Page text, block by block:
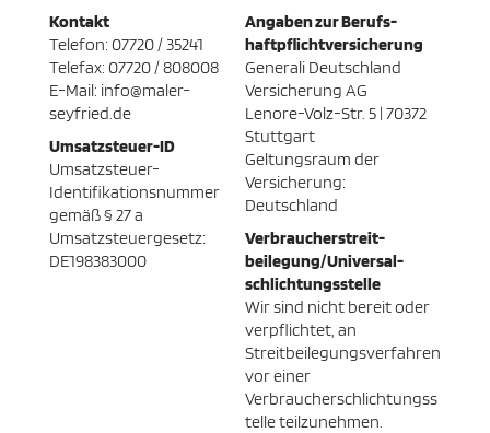
Kontakt
Telefon: 07720 / 35241
Telefax: 07720 / 808008
E-Mail: info@maler-
seyfried.de
Umsatzsteuer-ID
Umsatzsteuer-
Identifikationsnummer
gemäß § 27 a
Umsatzsteuergesetz:
DE198383000
Angaben zur Berufs­
haftpflicht­versicherung
Generali Deutschland
Versicherung AG
Lenore-Volz-Str. 5 | 70372
Stuttgart
Geltungsraum der
Versicherung:
Deutschland
Verbraucher­streit­
beilegung/Universal­
schlichtungs­stelle
Wir sind nicht bereit oder
verpflichtet, an
Streitbeilegungsverfahren
vor einer
Verbraucherschlichtungss
telle teilzunehmen.